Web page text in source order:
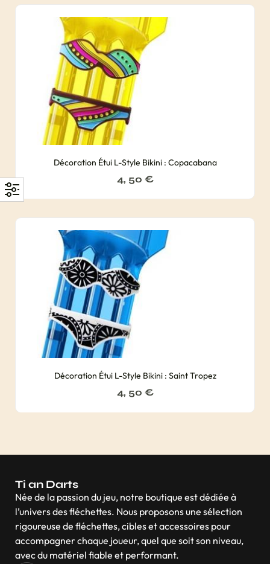
Décoration Étui L-Style Bikini : Copacabana
4, 50 €
Décoration Étui L-Style Bikini : Saint Tropez
4, 50 €
Ti an Darts
Née de la passion du jeu, notre boutique est dédiée à
l’univers des fléchettes. Nous proposons une sélection
rigoureuse de fléchettes, cibles et accessoires pour
accompagner chaque joueur, quel que soit son niveau,
avec du matériel fiable et performant.